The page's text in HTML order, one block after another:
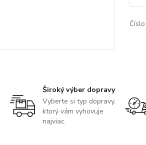
Číslo
Široký výber dopravy
Vyberte si typ dopravy,
ktorý vám vyhovuje
najviac.